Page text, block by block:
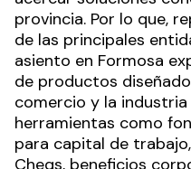
provincia. Por lo que,
de las principales
asiento en Formosa
de productos
comercio y la
herramientas como
para capital de
Cheqs, beneficios